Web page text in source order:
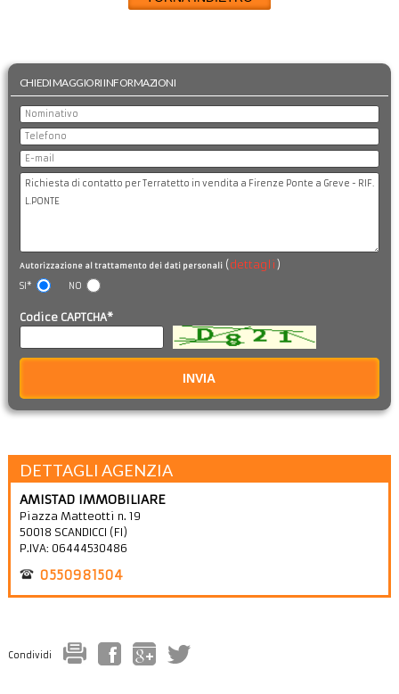
CHIEDI MAGGIORI INFORMAZIONI
Autorizzazione al trattamento dei dati personali( dettagli )
SI* NO
Codice CAPTCHA*
INVIA
DETTAGLI AGENZIA
AMISTAD IMMOBILIARE
Piazza Matteotti n. 19
50018 SCANDICCI ( FI )
P.IVA: 06444530486
0550981504
Condividi